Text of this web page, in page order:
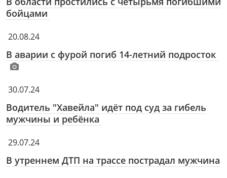
бойцами
20.08.24
В аварии с фурой погиб 14-летний подросток
30.07.24
Водитель "Хавейла" идёт под суд за гибель
мужчины и ребёнка
29.07.24
В утреннем ДТП на трассе пострадал мужчина